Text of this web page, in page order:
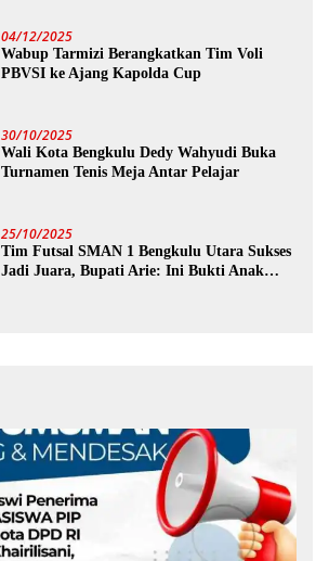
04/12/2025
Wabup Tarmizi Berangkatkan Tim Voli
PBVSI ke Ajang Kapolda Cup
30/10/2025
Wali Kota Bengkulu Dedy Wahyudi Buka
Turnamen Tenis Meja Antar Pelajar
25/10/2025
Tim Futsal SMAN 1 Bengkulu Utara Sukses
Jadi Juara, Bupati Arie: Ini Bukti Anak